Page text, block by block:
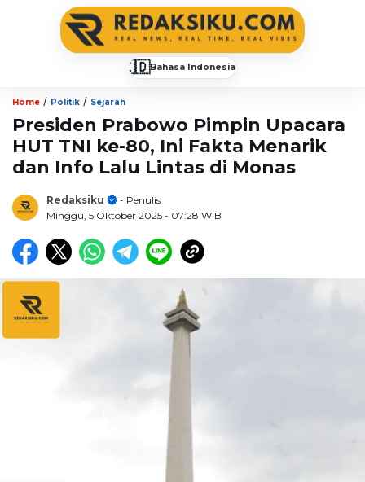
🇮🇩Bahasa Indonesia
Home / Politik / Sejarah
Presiden Prabowo Pimpin Upacara
HUT TNI ke-80, Ini Fakta Menarik
dan Info Lalu Lintas di Monas
Redaksiku
- Penulis
Minggu, 5 Oktober 2025 - 07:28 WIB